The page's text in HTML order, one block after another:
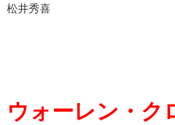
松井秀喜
ウォーレン・ク